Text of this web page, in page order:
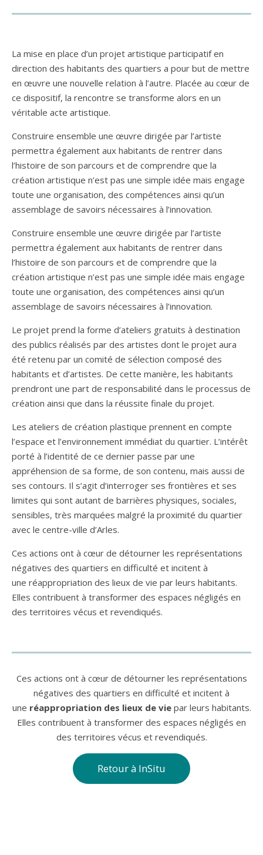
La mise en place d’un projet artistique participatif en
direction des habitants des quartiers a pour but de mettre
en œuvre une nouvelle relation à l’autre. Placée au cœur de
ce dispositif, la rencontre se transforme alors en un
véritable acte artistique.
Construire ensemble une œuvre dirigée par l’artiste
permettra également aux habitants de rentrer dans
l’histoire de son parcours et de comprendre que la
création artistique n’est pas une simple idée mais engage
toute une organisation, des compétences ainsi qu’un
assemblage de savoirs nécessaires à l’innovation.
Construire ensemble une œuvre dirigée par l’artiste
permettra également aux habitants de rentrer dans
l’histoire de son parcours et de comprendre que la
création artistique n’est pas une simple idée mais engage
toute une organisation, des compétences ainsi qu’un
assemblage de savoirs nécessaires à l’innovation.
Le projet prend la forme d’ateliers gratuits à destination
des publics réalisés par des artistes dont le projet aura
été retenu par un comité de sélection composé des
habitants et d’artistes. De cette manière, les habitants
prendront une part de responsabilité dans le processus de
création ainsi que dans la réussite finale du projet.
Les ateliers de création plastique prennent en compte
l’espace et l’environnement immédiat du quartier. L’intérêt
porté à l’identité de ce dernier passe par une
appréhension de sa forme, de son contenu, mais aussi de
ses contours. Il s’agit d’interroger ses frontières et ses
limites qui sont autant de barrières physiques, sociales,
sensibles, très marquées malgré la proximité du quartier
avec le centre-ville d’Arles.
Ces actions ont à cœur de détourner les représentations
négatives des quartiers en difficulté et incitent à
une réappropriation des lieux de vie par leurs habitants.
Elles contribuent à transformer des espaces négligés en
des territoires vécus et revendiqués.
Ces actions ont à cœur de détourner les représentations
négatives des quartiers en difficulté et incitent à
une réappropriation des lieux de viepar leurs habitants.
Elles contribuent à transformer des espaces négligés en
des territoires vécus et revendiqués.
Retour à InSitu